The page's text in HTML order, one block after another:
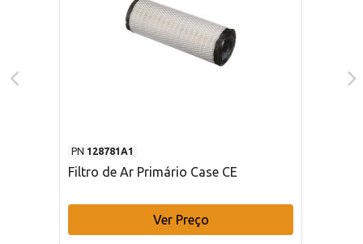
PN 128781A1
Filtro de Ar Primário Case CE
Ver Preço